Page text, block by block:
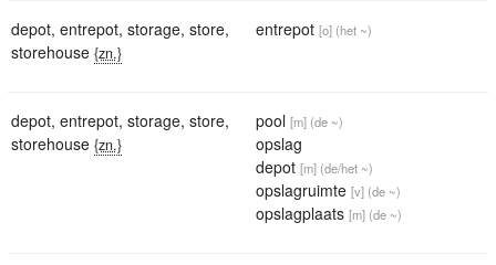
depot, entrepot, storage, store,
storehouse {zn.}
entrepot [o] (het ~)
depot, entrepot, storage, store,
storehouse {zn.}
pool [m] (de ~)
opslag
depot [m] (de/het ~)
opslagruimte [v] (de ~)
opslagplaats [m] (de ~)